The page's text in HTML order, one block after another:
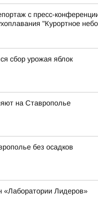
с пресс-
"Курортное
сбор урожая яблок
на Ставрополье
без осадков
«Лаборатории Лидеров»